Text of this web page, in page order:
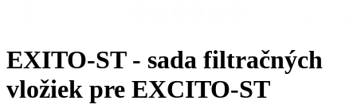
EXITO-ST - sada filtračných
vložiek pre EXCITO-ST